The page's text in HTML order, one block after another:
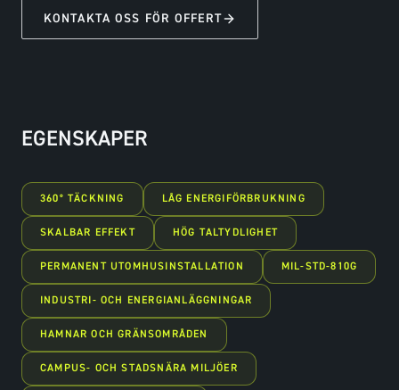
KONTAKTA OSS FÖR OFFERT
EGENSKAPER
360° TÄCKNING LÅG ENERGIFÖRBRUKNING
SKALBAR EFFEKT HÖG TALTYDLIGHET
PERMANENT UTOMHUSINSTALLATION MIL-STD-810G
INDUSTRI- OCH ENERGIANLÄGGNINGAR
HAMNAR OCH GRÄNSOMRÅDEN
CAMPUS- OCH STADSNÄRA MILJÖER